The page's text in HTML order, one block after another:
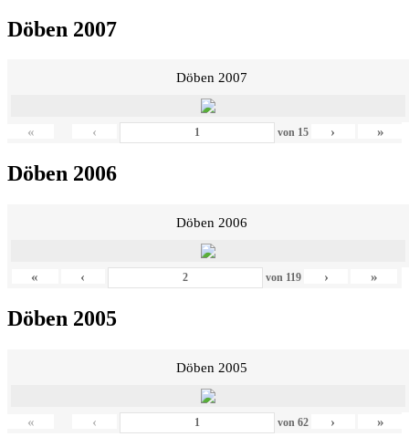
Döben 2007
Döben 2007
« ‹ von 15 › »
Döben 2006
Döben 2006
« ‹ von 119 › »
Döben 2005
Döben 2005
« ‹ von 62 › »